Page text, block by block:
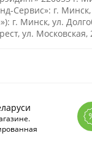
Сервис»: г.
г. Минск, ул.
ул. Московская,